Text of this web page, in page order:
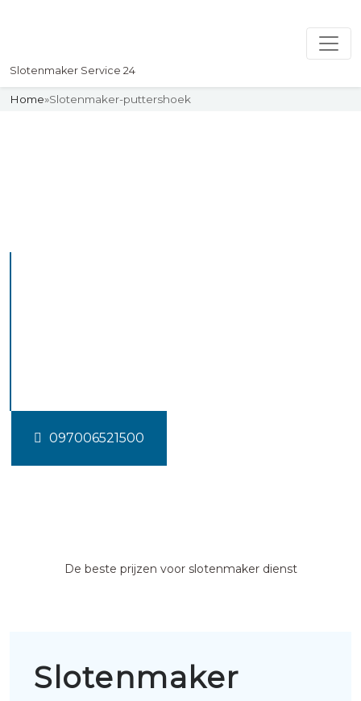
Slotenmaker Service 24
Home»Slotenmaker-puttershoek
097006521500
De beste prijzen voor slotenmaker dienst
Slotenmaker